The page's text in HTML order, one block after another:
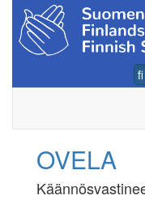
fi
OVELA